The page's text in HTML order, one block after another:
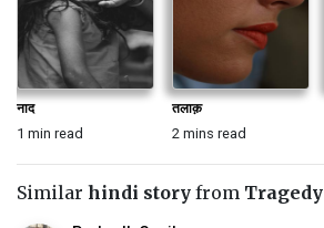
नाद
1 min read
तलाक़
2 mins read
Similar hindi story from Tragedy